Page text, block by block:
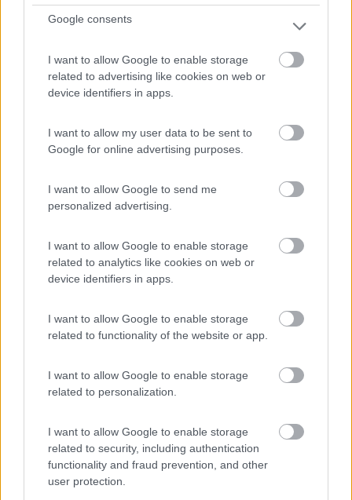
Google consents
I want to allow Google to enable storage
related to advertising like cookies on web or
device identifiers in apps.
I want to allow my user data to be sent to
Google for online advertising purposes.
I want to allow Google to send me
personalized advertising.
I want to allow Google to enable storage
related to analytics like cookies on web or
device identifiers in apps.
I want to allow Google to enable storage
related to functionality of the website or app.
I want to allow Google to enable storage
related to personalization.
I want to allow Google to enable storage
related to security, including authentication
functionality and fraud prevention, and other
user protection.
7,7 3
Azienda agricola floricola e olivicola, tra mare e
Bordighera (IM) - 711.5km
Via Generale V. Rossi, 106 - Frazione Sasso
Area di sosta (AA)
2 1
Servizi / Posizione